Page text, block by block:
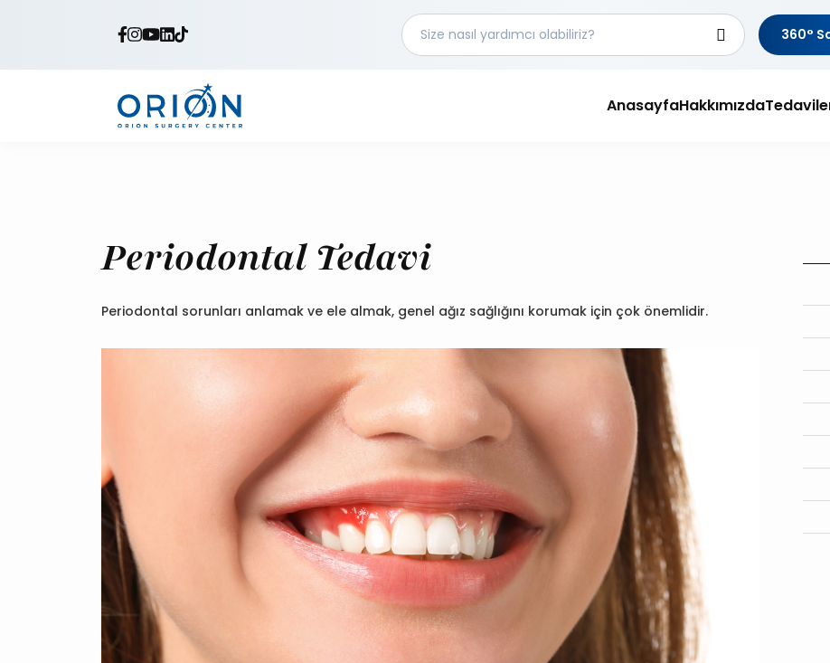
360°
AnasayfaHakkımızda
Periodontal Tedavi
Periodontal sorunları anlamak ve ele almak, genel ağız sağlığını korumak için çok önemlidir.